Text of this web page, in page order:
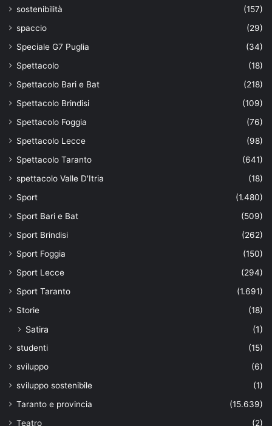
sostenibilità
(157)
spaccio
(29)
Speciale G7 Puglia
(34)
Spettacolo
(18)
Spettacolo Bari e Bat
(218)
Spettacolo Brindisi
(109)
Spettacolo Foggia
(76)
Spettacolo Lecce
(98)
Spettacolo Taranto
(641)
spettacolo Valle D'Itria
(18)
Sport
(1.480)
Sport Bari e Bat
(509)
Sport Brindisi
(262)
Sport Foggia
(150)
Sport Lecce
(294)
Sport Taranto
(1.691)
Storie
(18)
Satira (1)
studenti
(15)
sviluppo
(6)
sviluppo sostenibile
(1)
Taranto e provincia
(15.639)
Teatro
(2)